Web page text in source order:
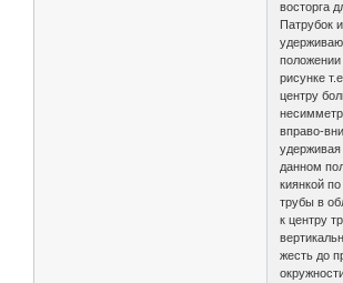
восторга
Патрубок
рисунке
центру
вправо-
удерживая
данном
киянкой
трубы в
к центру
жесть до